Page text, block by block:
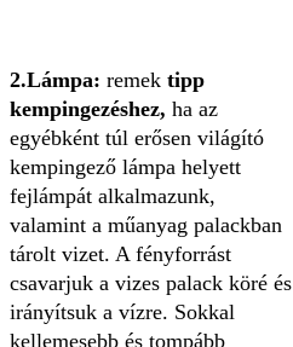
2.Lámpa: remek tipp
kempingezéshez, ha az
egyébként túl erősen világító
kempingező lámpa helyett
fejlámpát alkalmazunk,
valamint a műanyag palackban
tárolt vizet. A fényforrást
csavarjuk a vizes palack köré és
irányítsuk a vízre. Sokkal
kellemesebb és tompább